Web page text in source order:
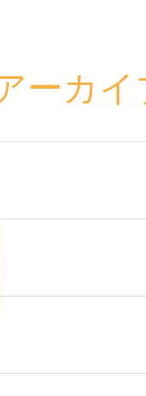
ーカイ